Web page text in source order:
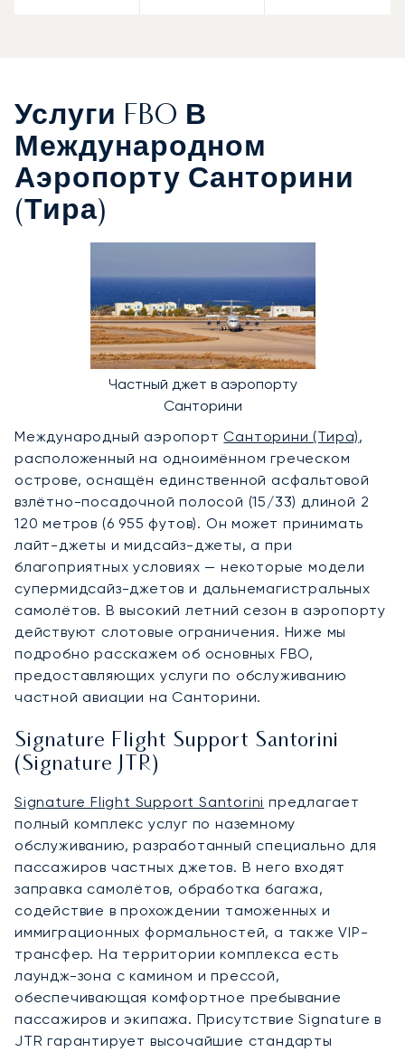
Услуги FBO В
Международном
Аэропорту Санторини
(Тира)
Частный джет в аэропорту
Санторини
Международный аэропортСанторини (Тира),
расположенный на одноимённом греческом
острове, оснащён единственной асфальтовой
взлётно-посадочной полосой (15/33) длиной 2
120 метров (6 955 футов). Он может принимать
лайт-джеты и мидсайз-джеты, а при
благоприятных условиях — некоторые модели
супермидсайз-джетов и дальнемагистральных
самолётов. В высокий летний сезон в аэропорту
действуют слотовые ограничения. Ниже мы
подробно расскажем об основных FBO,
предоставляющих услуги по обслуживанию
частной авиации на Санторини.
Signature Flight Support Santorini
(Signature JTR)
Signature Flight Support Santorini предлагает
полный комплекс услуг по наземному
обслуживанию, разработанный специально для
пассажиров частных джетов. В него входят
заправка самолётов, обработка багажа,
содействие в прохождении таможенных и
иммиграционных формальностей, а также VIP-
трансфер. На территории комплекса есть
лаундж-зона с камином и прессой,
обеспечивающая комфортное пребывание
пассажиров и экипажа. Присутствие Signature в
JTR гарантирует высочайшие стандарты